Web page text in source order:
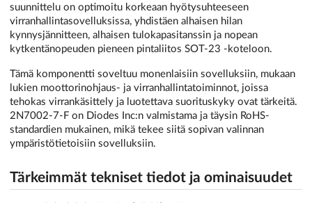
suunnittelu on optimoitu korkeaan hyötysuhteeseen
virranhallintasovelluksissa, yhdistäen alhaisen hilan
kynnysjännitteen, alhaisen tulokapasitanssin ja nopean
kytkentänopeuden pieneen pintaliitos SOT-23 -koteloon.
Tämä komponentti soveltuu monenlaisiin sovelluksiin, mukaan
lukien moottorinohjaus- ja virranhallintatoiminnot, joissa
tehokas virrankäsittely ja luotettava suorituskyky ovat tärkeitä.
2N7002-7-F on Diodes Inc:n valmistama ja täysin RoHS-
standardien mukainen, mikä tekee siitä sopivan valinnan
ympäristötietoisiin sovelluksiin.
Tärkeimmät tekniset tiedot ja ominaisuudet